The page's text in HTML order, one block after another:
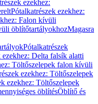
ezekhez:
Pótalkatrészek ezekhez:
Falon kívüli
öblítőtartályokhozMagasra
Pótalkatrészek
ezekhez: Delta falsík alatti
Töltőszelepek falon kívüli
ezekhez: Töltőszelepek
ezekhez: Töltőszelepek
öblítésÖblítő és